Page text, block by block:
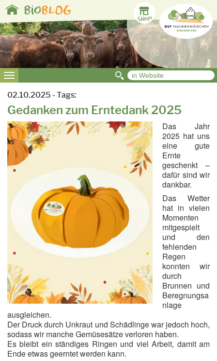
Toggle
navigation
bioBLOG
Toggle
navigation
02.10.2025 - Tags:
Gedanken zum Erntedank 2025
Das Jahr
2025 hat uns
eine gute
Ernte
geschenkt –
dafür sind wir
dankbar.
Das Wetter
hat in vielen
Momenten
mitgespielt
und den
fehlenden
Regen
konnten wir
durch
Brunnen und
Beregnungsa
nlage
ausgleichen.
Der Druck durch Unkraut und Schädlinge war jedoch hoch,
sodass wir manche Gemüsesätze verloren haben.
Es bleibt ein ständiges Ringen und viel Arbeit, damit am
Ende etwas geerntet werden kann.